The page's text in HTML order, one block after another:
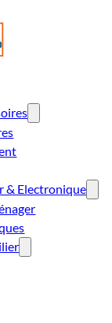
& Electronique